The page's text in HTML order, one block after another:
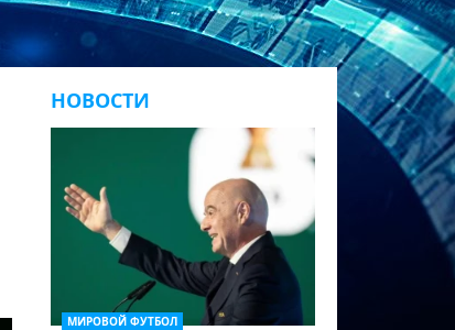
НОВОСТИ
МИРОВОЙ ФУТБОЛ